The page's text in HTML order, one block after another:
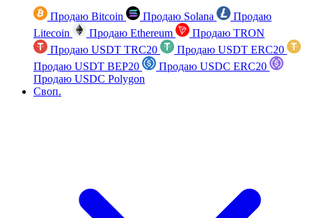
Продаю Bitcoin Продаю Solana
Продаю
Litecoin
Продаю Ethereum
Продаю TRON
Продаю USDT TRC20
Продаю USDT ERC20
Продаю USDT BEP20
Продаю USDC ERC20
Продаю USDC Polygon
Своп.